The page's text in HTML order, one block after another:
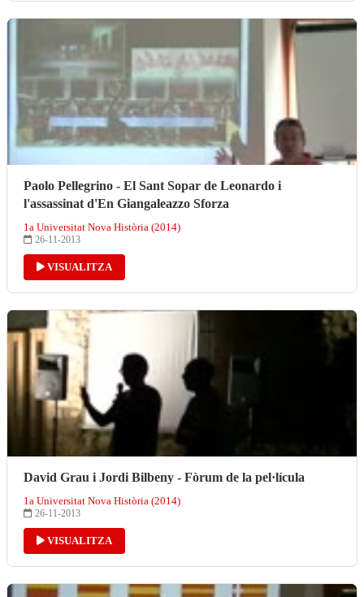
Paolo Pellegrino - El Sant Sopar de Leonardo i
l'assassinat d'En Giangaleazzo Sforza
1a Universitat Nova Història (2014)
26-11-2013
VISUALITZA
David Grau i Jordi Bilbeny - Fòrum de la pel·lícula
1a Universitat Nova Història (2014)
26-11-2013
VISUALITZA